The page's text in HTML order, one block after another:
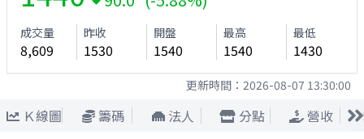
成交量
8,609
昨收
1530
開盤
1540
最高
1540
最低
1430
更新時間： 2026-08-07 13:30:00
Ｋ線圖 籌碼 法人 分點 營收